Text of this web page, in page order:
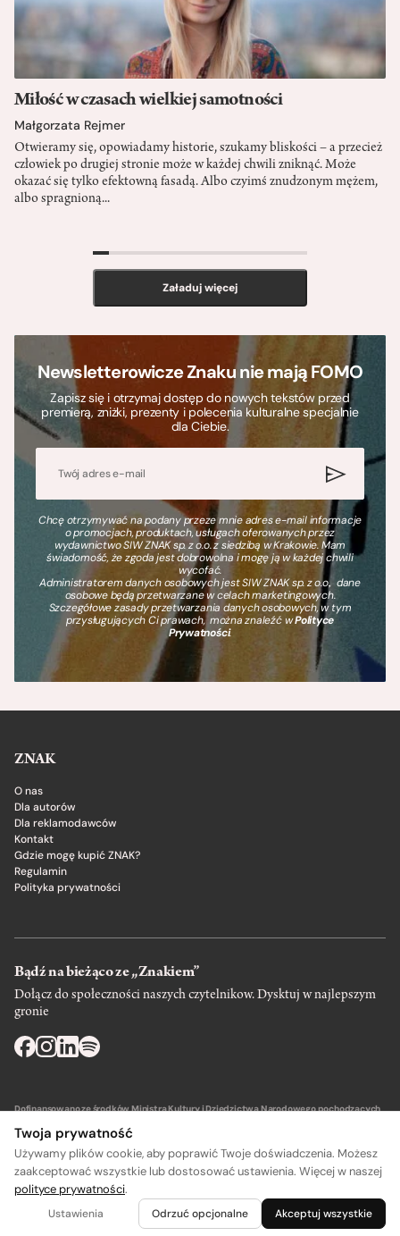
Miłość w czasach wielkiej samotności
Małgorzata Rejmer
Otwieramy się, opowiadamy historie, szukamy bliskości – a przecież
człowiek po drugiej stronie może w każdej chwili zniknąć. Może
okazać się tylko efektowną fasadą. Albo czyimś znudzonym mężem,
albo spragnioną...
>
Załaduj więcej
Newsletterowicze Znaku nie mają FOMO
Zapisz się i otrzymaj dostęp do nowych tekstów przed
premierą, zniżki, prezenty i polecenia kulturalne specjalnie
dla Ciebie.
Chcę otrzymywać na podany przeze mnie adres e-mail informacje
o promocjach, produktach, usługach oferowanych przez
wydawnictwo SIW ZNAK sp. z o.o. z siedzibą w Krakowie. Mam
świadomość, że zgoda jest dobrowolna i mogę ją w każdej chwili
wycofać.
Administratorem danych osobowych jest SIW ZNAK sp. z o.o., dane
osobowe będą przetwarzane w celach marketingowych.
Szczegółowe zasady przetwarzania danych osobowych, w tym
przysługujących Ci prawach, można znaleźć wPolityce
Prywatności.
ZNAK
O nas
Dla autorów
Dla reklamodawców
Kontakt
Gdzie mogę kupić ZNAK?
Regulamin
Polityka prywatności
Bądź na bieżąco ze „Znakiem”
Dołącz do społeczności naszych czytelnikow. Dysktuj w najlepszym
gronie
Dofinansowano ze środków Ministra Kultury i Dziedzictwa Narodowego pochodzących
Wydawca: SIW Znak w Krakowie
Twoja prywatność
Używamy plików cookie, aby poprawić Twoje doświadczenia. Możesz
zaakceptować wszystkie lub dostosować ustawienia. Więcej w naszej
polityce prywatności.
Ustawienia Odrzuć opcjonalne Akceptuj wszystkie